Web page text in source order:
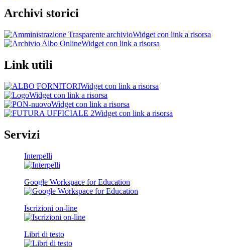
Archivi storici
Widget con link a risorsa
Widget con link a risorsa
Link utili
Widget con link a risorsa
Widget con link a risorsa
Widget con link a risorsa
Widget con link a risorsa
Servizi
Interpelli
Google Workspace for Education
Iscrizioni on-line
Libri di testo